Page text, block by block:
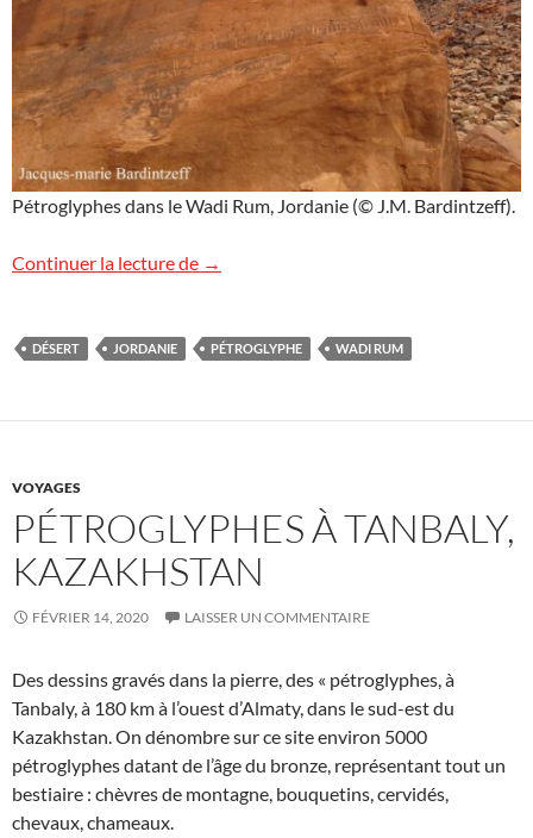
Pétroglyphes dans le Wadi Rum, Jordanie (© J.M. Bardintzeff).
Continuer la lecture de Pétroglyphes dans le Wadi Rum
→
DÉSERT JORDANIE PÉTROGLYPHE WADI RUM
VOYAGES
PÉTROGLYPHES À TANBALY,
KAZAKHSTAN
FÉVRIER 14, 2020 LAISSER UN COMMENTAIRE
Des dessins gravés dans la pierre, des « pétroglyphes, à
Tanbaly, à 180 km à l’ouest d’Almaty, dans le sud-est du
Kazakhstan. On dénombre sur ce site environ 5000
pétroglyphes datant de l’âge du bronze, représentant tout un
bestiaire : chèvres de montagne, bouquetins, cervidés,
chevaux, chameaux.